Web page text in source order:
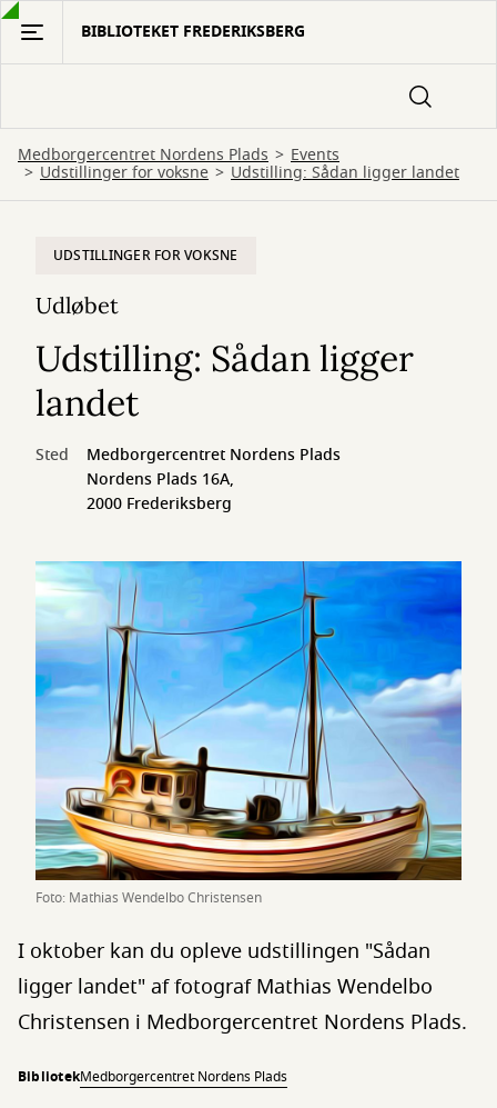
Gå
hovedindhold
BIBLIOTEKET FREDERIKSBERG
Medborgercentret Nordens Plads Events
Udstillinger for voksne Udstilling: Sådan ligger landet
Foto: Mathias Wendelbo Christensen
UDSTILLINGER FOR VOKSNE
Udløbet
Udstilling: Sådan ligger
landet
Sted
Medborgercentret Nordens Plads
Nordens Plads 16A,
2000 Frederiksberg
I oktober kan du opleve udstillingen "Sådan
ligger landet" af fotograf Mathias Wendelbo
Christensen i Medborgercentret Nordens Plads.
BibliotekMedborgercentret Nordens Plads